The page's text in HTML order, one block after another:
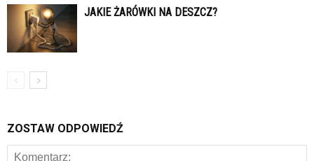
JAKIE ŻARÓWKI NA DESZCZ?
ZOSTAW ODPOWIEDŹ